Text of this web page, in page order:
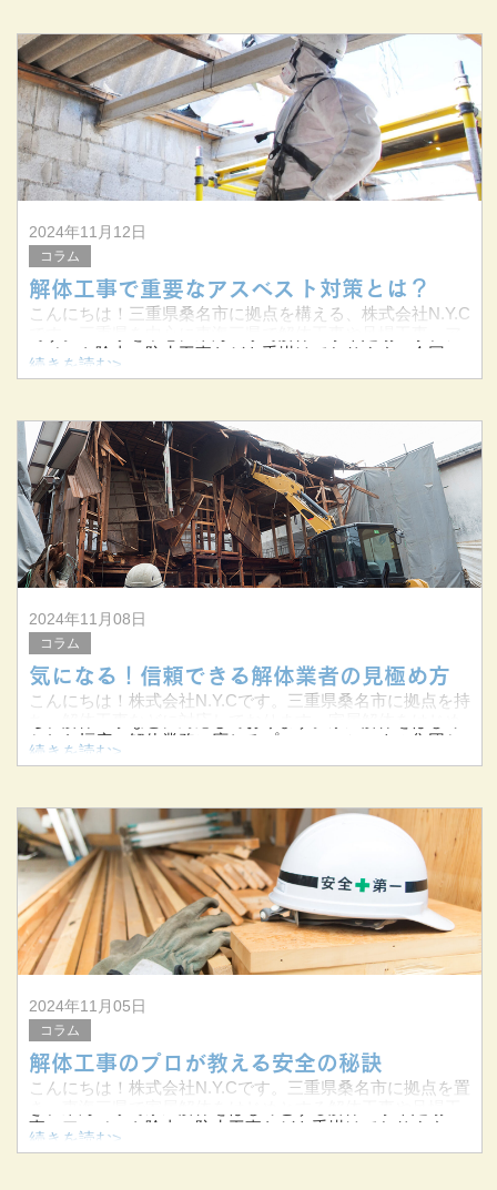
事をお約束いたします
2024年11月12日
コラム
解体工事で重要なアスベスト対策とは？
こんにちは！三重県桑名市に拠点を構える、株式会社N.Y.C
スベスト除去、防水工事などを手掛けております。今回の
続きを読む>
2024年11月08日
コラム
気になる！信頼できる解体業者の見極め方
こんにちは！株式会社N.Y.Cです。三重県桑名市に拠点を持
とした幅広い解体業務に応じるプロフェッショナル集団と
続きを読む>
2024年11月05日
コラム
解体工事のプロが教える安全の秘訣
こんにちは！株式会社N.Y.Cです。三重県桑名市に拠点を置
事、アスベスト除去、防水工事などを手掛けております。
続きを読む>